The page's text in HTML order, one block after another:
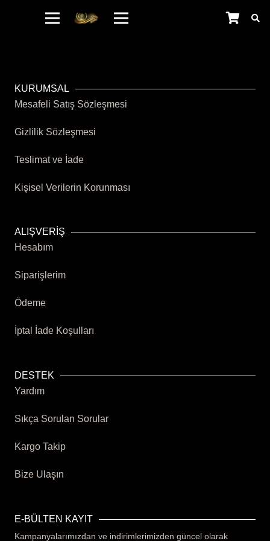
KURUMSAL
Mesafeli Satış Sözleşmesi
Gizlilik Sözleşmesi
Teslimat ve İade
Kişisel Verilerin Korunması
ALIŞVERİŞ
Hesabım
Siparişlerim
Ödeme
İptal İade Koşulları
DESTEK
Yardım
Sıkça Sorulan Sorular
Kargo Takip
Bize Ulaşın
E-BÜLTEN KAYIT
Kampanyalarımızdan ve indirimlerimizden güncel olarak